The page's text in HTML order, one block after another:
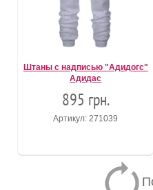
Штаны с надписью "Адидогс"
Адидас
895 грн.
Артикул: 271039